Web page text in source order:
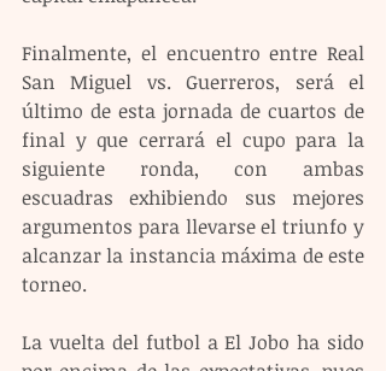
Finalmente, el encuentro entre Real
San Miguel vs. Guerreros, será el
último de esta jornada de cuartos de
final y que cerrará el cupo para la
siguiente ronda, con ambas
escuadras exhibiendo sus mejores
argumentos para llevarse el triunfo y
alcanzar la instancia máxima de este
torneo.
La vuelta del futbol a El Jobo ha sido